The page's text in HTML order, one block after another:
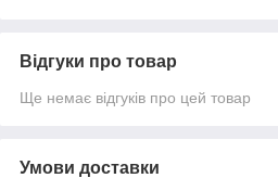
Відгуки про товар
Ще немає відгуків про цей товар
Умови доставки